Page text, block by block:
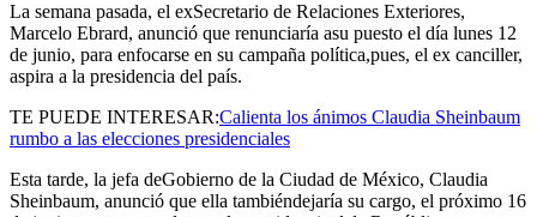
La semana pasada, el exSecretario de Relaciones Exteriores,
Marcelo Ebrard, anunció que renunciaría asu puesto el día lunes 12
de junio, para enfocarse en su campaña política,pues, el ex canciller,
aspira a la presidencia del país.
TE PUEDE INTERESAR:Calienta los ánimos Claudia Sheinbaum
rumbo a las elecciones presidenciales
Esta tarde, la jefa deGobierno de la Ciudad de México, Claudia
Sheinbaum, anunció que ella tambiéndejaría su cargo, el próximo 16